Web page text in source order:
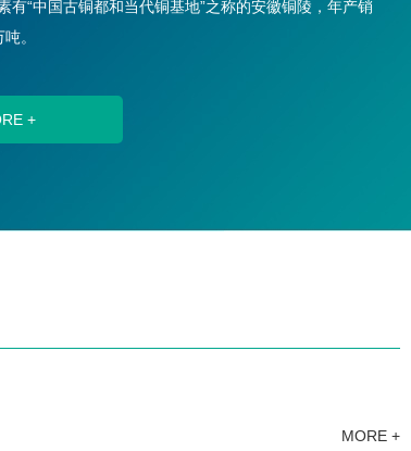
有“中国古铜都和当代铜基地”之称的安徽铜陵，年产销
。
+
MORE +